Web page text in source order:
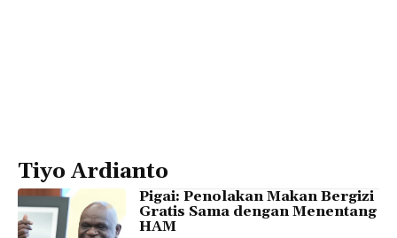
Tiyo Ardianto
Pigai: Penolakan Makan Bergizi
Gratis Sama dengan Menentang
HAM